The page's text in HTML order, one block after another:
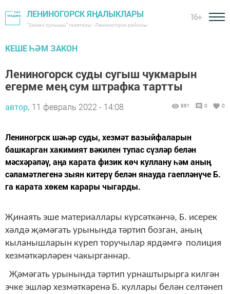
ЛЕНИНОГОРСК ЯҢАЛЫКЛАРЫ
"Заман сулышы" газетасы - Лениногорск районы
16+
КЕШЕ ҺӘМ ЗАКОН
Лениногорск суды сугыш чукмарын
егерме мең сум штрафка тартты
автор, 11 февраль 2022 - 14:08 861 0 0
Лениногрск шәһәр суды, хезмәт вазыйфаларын
башкарган хакимият вәкилен тупас сүзләр белән
мәсхәрәләү, аңа карата физик көч куллану һәм аның
сәламәтлегенә зыян китерү белән янауда гаепләнүче Б.
га карата хөкем карары чыгарды.
Җинаять эше материаллары күрсәткәнчә, Б. исерек
хәлдә җәмәгать урынында тәртип бозган, аның
кыланышларын күреп торучылар ярдәмгә полиция
хезмәткәрләрен чакырганнар.
Җәмәгать урынында тәртип урнаштырырга килгән
эчке эшләр хезмәткәренә Б. куллары белән селтәнеп